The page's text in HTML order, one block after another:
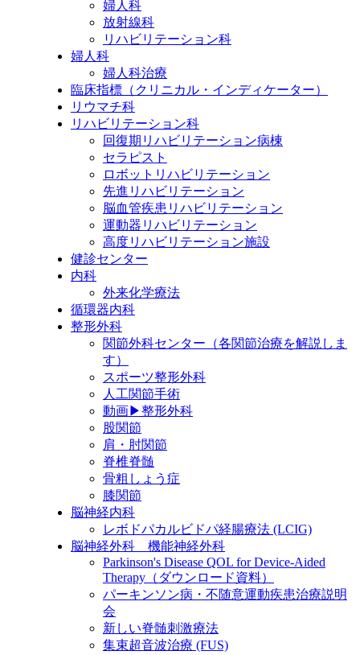
婦人科
放射線科
リハビリテーション科
婦人科
婦人科治療
臨床指標（クリニカル・インディケーター）
リウマチ科
リハビリテーション科
回復期リハビリテーション病棟
セラピスト
ロボットリハビリテーション
先進リハビリテーション
脳血管疾患リハビリテーション
運動器リハビリテーション
高度リハビリテーション施設
健診センター
内科
外来化学療法
循環器内科
整形外科
関節外科センター（各関節治療を解説しま
す）
スポーツ整形外科
人工関節手術
動画▶整形外科
股関節
肩・肘関節
脊椎脊髄
骨粗しょう症
膝関節
脳神経内科
レボドパカルビドパ経腸療法 (LCIG)
脳神経外科 機能神経外科
Parkinson's Disease QOL for Device-Aided
Therapy（ダウンロード資料）
パーキンソン病・不随意運動疾患治療説明
会
新しい脊髄刺激療法
集束超音波治療 (FUS)